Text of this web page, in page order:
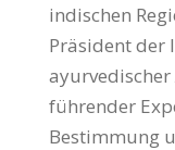
indischen
Präsident der
führender
Bestimmung